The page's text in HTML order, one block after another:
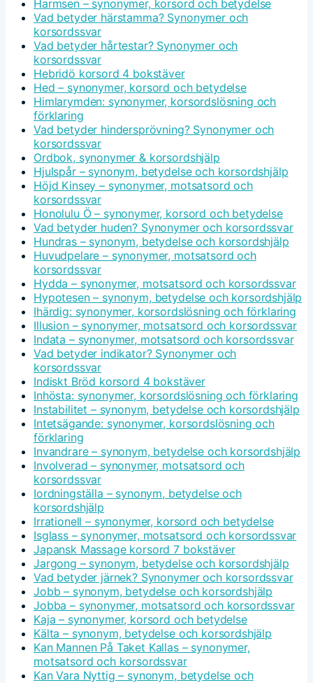
Harmsen – synonymer, korsord och betydelse
Vad betyder härstamma? Synonymer och
korsordssvar
Vad betyder hårtestar? Synonymer och
korsordssvar
Hebridö korsord 4 bokstäver
Hed – synonymer, korsord och betydelse
Himlarymden: synonymer, korsordslösning och
förklaring
Vad betyder hindersprövning? Synonymer och
korsordssvar
Ordbok, synonymer & korsordshjälp
Hjulspår – synonym, betydelse och korsordshjälp
Höjd Kinsey – synonymer, motsatsord och
korsordssvar
Honolulu Ö – synonymer, korsord och betydelse
Vad betyder huden? Synonymer och korsordssvar
Hundras – synonym, betydelse och korsordshjälp
Huvudpelare – synonymer, motsatsord och
korsordssvar
Hydda – synonymer, motsatsord och korsordssvar
Hypotesen – synonym, betydelse och korsordshjälp
Ihärdig: synonymer, korsordslösning och förklaring
Illusion – synonymer, motsatsord och korsordssvar
Indata – synonymer, motsatsord och korsordssvar
Vad betyder indikator? Synonymer och
korsordssvar
Indiskt Bröd korsord 4 bokstäver
Inhösta: synonymer, korsordslösning och förklaring
Instabilitet – synonym, betydelse och korsordshjälp
Intetsägande: synonymer, korsordslösning och
förklaring
Invandrare – synonym, betydelse och korsordshjälp
Involverad – synonymer, motsatsord och
korsordssvar
Iordningställa – synonym, betydelse och
korsordshjälp
Irrationell – synonymer, korsord och betydelse
Isglass – synonymer, motsatsord och korsordssvar
Japansk Massage korsord 7 bokstäver
Jargong – synonym, betydelse och korsordshjälp
Vad betyder järnek? Synonymer och korsordssvar
Jobb – synonym, betydelse och korsordshjälp
Jobba – synonymer, motsatsord och korsordssvar
Kaja – synonymer, korsord och betydelse
Kälta – synonym, betydelse och korsordshjälp
Kan Mannen På Taket Kallas – synonymer,
motsatsord och korsordssvar
Kan Vara Nyttig – synonym, betydelse och